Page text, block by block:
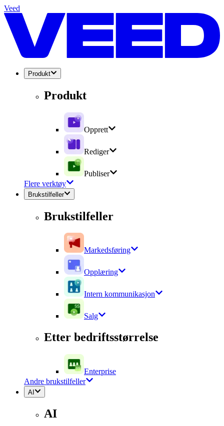
Veed
Produkt
Produkt
Opprett
Rediger
Publiser
Flere verktøy
Brukstilfeller
Brukstilfeller
Markedsføring
Opplæring
Intern kommunikasjon
Salg
Etter bedriftsstørrelse
Enterprise
Andre brukstilfeller
AI
AI